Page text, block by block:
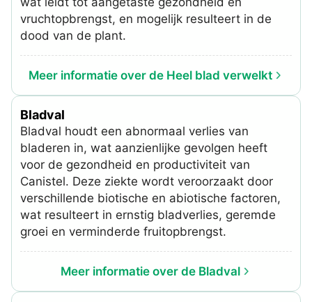
vruchtopbrengst, en mogelijk resulteert in de
dood van de plant.
Meer informatie over de Heel blad verwelkt
Bladval
Bladval houdt een abnormaal verlies van
bladeren in, wat aanzienlijke gevolgen heeft
voor de gezondheid en productiviteit van
Canistel. Deze ziekte wordt veroorzaakt door
verschillende biotische en abiotische factoren,
wat resulteert in ernstig bladverlies, geremde
groei en verminderde fruitopbrengst.
Meer informatie over de Bladval